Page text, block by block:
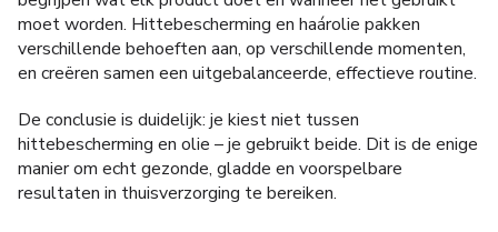
moet worden. Hittebescherming en haárolie pakken
verschillende behoeften aan, op verschillende momenten,
en creëren samen een uitgebalanceerde, effectieve routine.
De conclusie is duidelijk: je kiest niet tussen
hittebescherming en olie – je gebruikt beide. Dit is de enige
manier om echt gezonde, gladde en voorspelbare
resultaten in thuisverzorging te bereiken.